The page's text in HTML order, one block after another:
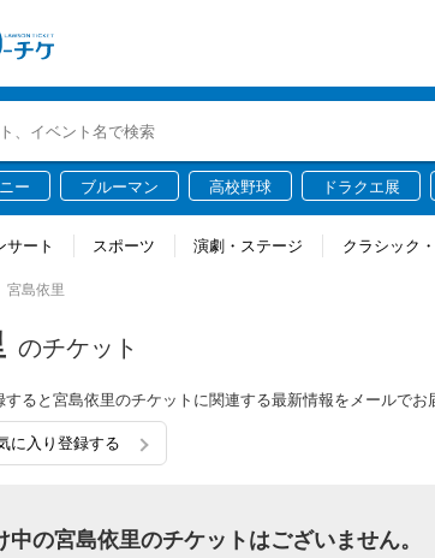
ー ブルーマン 高校野球 ドラクエ展
サート スポーツ 演劇・ステージ クラシック
宮島依里
のチケット
ると宮島依里のチケットに関連する最新情報をメールでお
に入り登録する
中の宮島依里のチケットはございません。